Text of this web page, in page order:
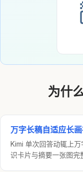
为什
万字长稿自适应长
Kimi 单次回答动辄上
识卡片与摘要一张图完